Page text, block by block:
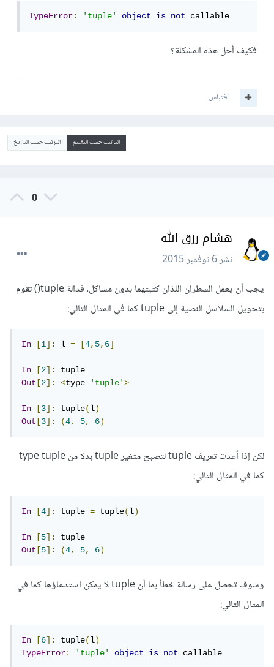
TypeError: 'tuple' object is not callable
فكيف أحل هذه المشكلة؟
اقتباس
الترتيب حسب التقييم الترتيب حسب التاريخ
0
هشام رزق الله
نشر6 نوفمبر 2015
يجب أن يعمل السطران اللذان كتبتهما بدون مشاكل، فدالة tuple() تقوم
بتحويل السلاسل النصية إلى tuple كما في المثال التالي:
In [1]: l = [4,5,6]
In [2]:
Out [2]: <type 'tuple'>
In [3]: tuple(l)
Out [3]: (4, 5, 6)
لكن إذا أعدت تعريف tuple لتصبح متغير tuple بدلا من type tuple
كما في المثال التالي:
In [4]: tuple = tuple(l)
In [5]:
Out [5]: (4, 5, 6)
وسوف تحصل على رسالة خطأ بما أن tuple لا يمكن استدعاؤها كما في
المثال التالي:
In [6]: tuple(l)
TypeError: 'tuple' object is not callable